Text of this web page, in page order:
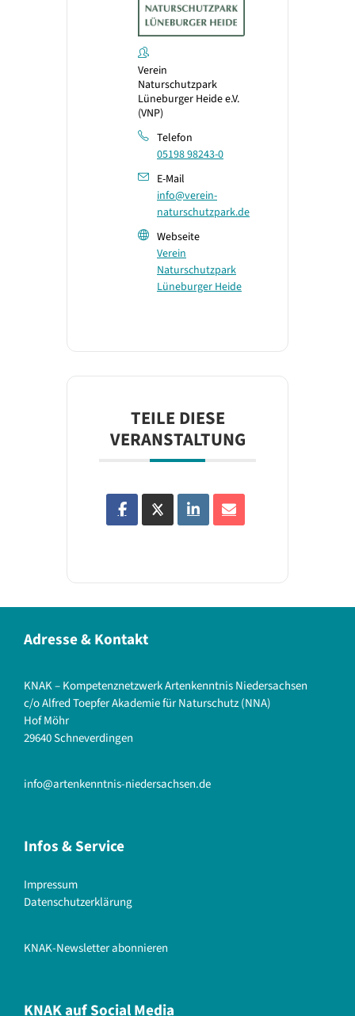
Verein
Naturschutzpark
Lüneburger Heide e.V.
(VNP)
Telefon
05198 98243-0
E-Mail
info@verein-
naturschutzpark.de
Webseite
Verein
Naturschutzpark
Lüneburger Heide
TEILE DIESE
VERANSTALTUNG
Adresse & Kontakt
KNAK – Kompetenznetzwerk Artenkenntnis Niedersachsen
c/o Alfred Toepfer Akademie für Naturschutz (NNA)
Hof Möhr
29640 Schneverdingen
info@artenkenntnis-niedersachsen.de
Infos & Service
Impressum
Datenschutzerklärung
KNAK-Newsletter abonnieren
KNAK auf Social Media